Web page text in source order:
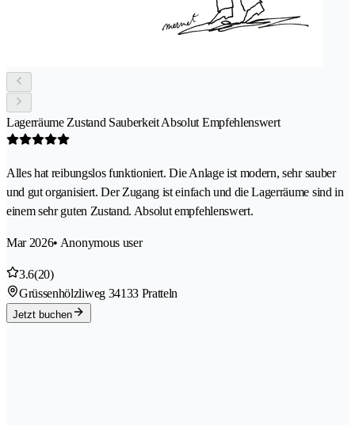
Lagerräume Zustand Sauberkeit Absolut Empfehlenswert
Alles hat reibungslos funktioniert. Die Anlage ist modern, sehr sauber
und gut organisiert. Der Zugang ist einfach und die Lagerräume sind in
einem sehr guten Zustand. Absolut empfehlenswert.
Mar 2026• Anonymous user
3.6(20)
Grüssenhölzliweg 34133 Pratteln
Jetzt buchen